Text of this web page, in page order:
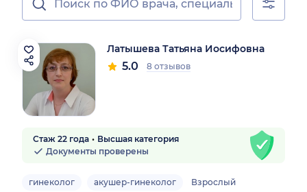
Латышева Татьяна Иосифовна
5.0 8 отзывов
Стаж 22 года
Высшая категория
Документы проверены
гинеколог акушер-гинеколог Взрослый